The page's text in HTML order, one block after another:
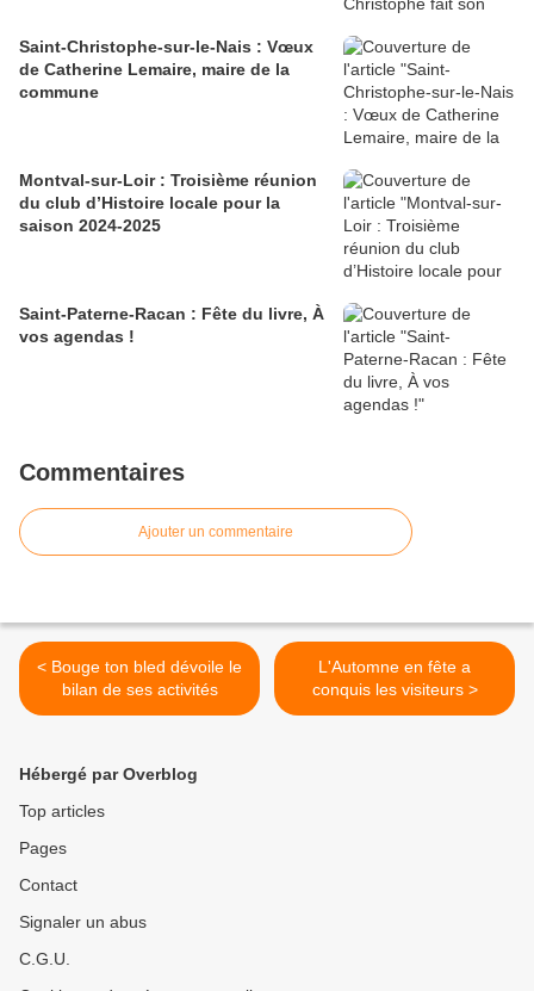
Saint-Christophe-sur-le-Nais : Vœux
de Catherine Lemaire, maire de la
commune
Montval-sur-Loir : Troisième réunion
du club d’Histoire locale pour la
saison 2024-2025
Saint-Paterne-Racan : Fête du livre, À
vos agendas !
Commentaires
Ajouter un commentaire
< Bouge ton bled dévoile le
bilan de ses activités
L'Automne en fête a
conquis les visiteurs >
Hébergé par Overblog
Top articles
Pages
Contact
Signaler un abus
C.G.U.